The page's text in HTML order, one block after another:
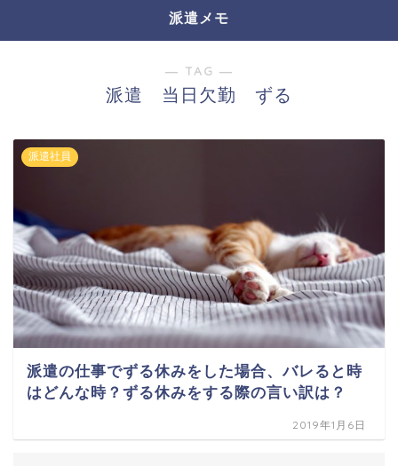
派遣メモ
― TAG ―
派遣 当日欠勤 ずる
派遣社員
派遣の仕事でずる休みをした場合、バレると時
はどんな時？ずる休みをする際の言い訳は？
2019年1月6日